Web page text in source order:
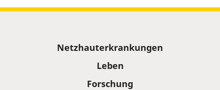
Netzhauterkrankungen
Leben
Forschung